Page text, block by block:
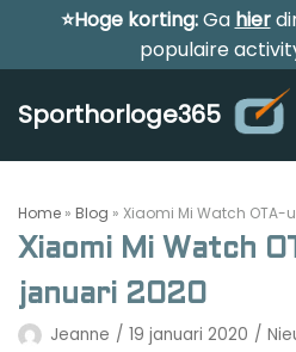
Meteen
inhoud
⭐Hoge korting:Ga hier
populaire
Sporthorloge365
Alle sporthorloges
Home » Blog » Xiaomi Mi Watch
Xiaomi Mi Watch
januari 2020
Jeanne 19 januari 2020